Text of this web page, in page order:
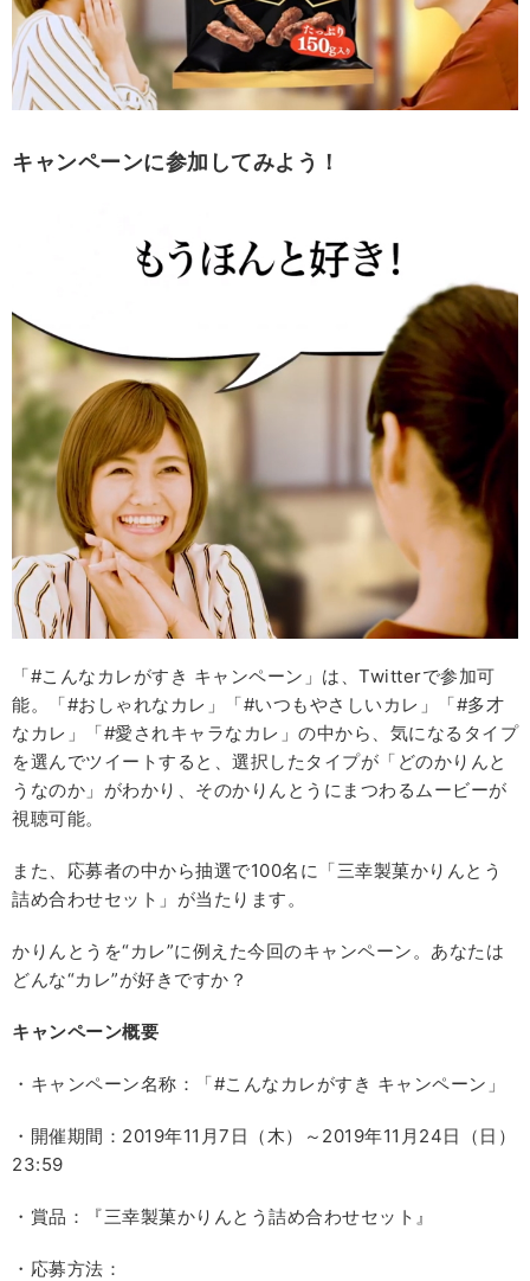
キャンペーンに参加してみよう！
「#こんなカレがすき キャンペーン」は、Twitterで参加可
能。「#おしゃれなカレ」「#いつもやさしいカレ」「#多才
なカレ」「#愛されキャラなカレ」の中から、気になるタイプ
を選んでツイートすると、選択したタイプが「どのかりんと
うなのか」がわかり、そのかりんとうにまつわるムービーが
視聴可能。
また、応募者の中から抽選で100名に「三幸製菓かりんとう
詰め合わせセット」が当たります。
かりんとうを“カレ”に例えた今回のキャンペーン。あなたは
どんな“カレ”が好きですか？
キャンペーン概要
・キャンペーン名称：「#こんなカレがすき キャンペーン」
・開催期間：2019年11月7日（木）～2019年11月24日（日）
23:59
・賞品：『三幸製菓かりんとう詰め合わせセット』
・応募方法：